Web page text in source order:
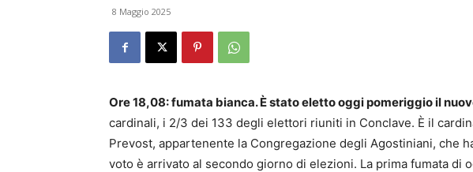
8 Maggio 2025
Ore 18,08: fumata bianca. È stato eletto oggi pomeriggio il
cardinali, i 2/3 dei 133 degli elettori riuniti in Conclave. È il
Prevost, appartenente la Congregazione degli Agostiniani, che
voto è arrivato al secondo giorno di elezioni. La prima fumata di